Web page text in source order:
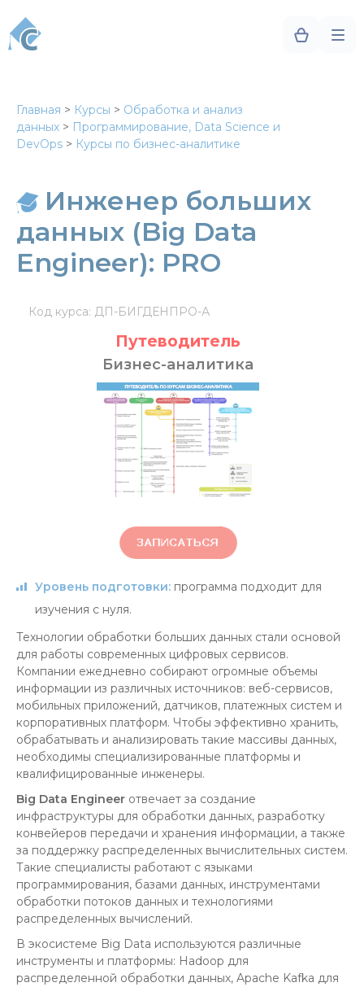
Главная > Курсы > Обработка и анализ
данных > Программирование, Data Science и
DevOps > Курсы по бизнес-аналитике
Инженер больших
данных (Big Data
Engineer): PRO
Код курса: ДП-БИГДЕНПРО-А
Путеводитель
Бизнес-аналитика
Уровень подготовки: программа подходит для
изучения с нуля.
Технологии обработки больших данных стали основой
для работы современных цифровых сервисов.
Компании ежедневно собирают огромные объемы
информации из различных источников: веб-сервисов,
мобильных приложений, датчиков, платежных систем и
корпоративных платформ. Чтобы эффективно хранить,
обрабатывать и анализировать такие массивы данных,
необходимы специализированные платформы и
квалифицированные инженеры.
Big Data Engineer отвечает за создание
инфраструктуры для обработки данных, разработку
конвейеров передачи и хранения информации, а также
за поддержку распределенных вычислительных систем.
Такие специалисты работают с языками
программирования, базами данных, инструментами
обработки потоков данных и технологиями
распределенных вычислений.
В экосистеме Big Data используются различные
инструменты и платформы: Hadoop для
распределенной обработки данных, Apache Kafka для